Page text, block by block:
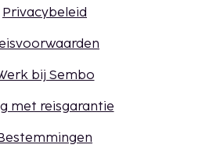
Privacybeleid
bij Sembo
met reisgarantie